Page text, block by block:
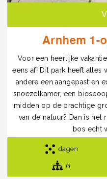
Arnhem 1-
Voor een heerlijke
eens af! Dit park heeft alles
andere een aangepast en
snoezelkamer, een
midden op de prachtige
van de natuur? Dan is
bos echt
dagen
6